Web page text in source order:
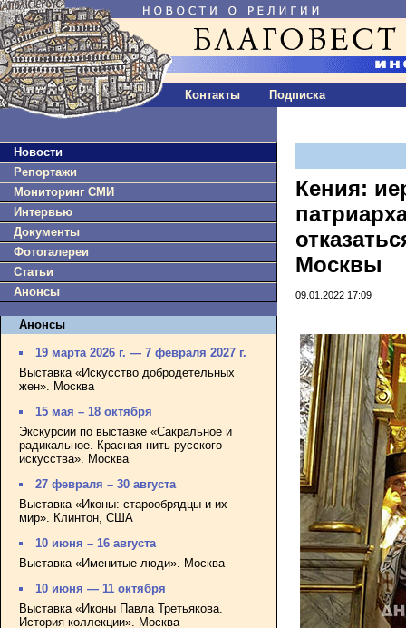
Контакты Подписка
Новости
Репортажи
Мониторинг СМИ
Интервью
Документы
Фотогалереи
Статьи
Анонсы
Анонсы
19 марта 2026 г. — 7 февраля 2027 г.
Выставка «Искусство добродетельных
жен». Москва
15 мая – 18 октября
Экскурсии по выставке «Сакральное и
радикальное. Красная нить русского
искусства». Москва
27 февраля – 30 августа
Выставка «Иконы: старообрядцы и их
мир». Клинтон, США
10 июня – 16 августа
Выставка «Именитые люди». Москва
10 июня — 11 октября
Выставка «Иконы Павла Третьякова.
История коллекции». Москва
Кения:
Москвы
09.01.2022 17:09